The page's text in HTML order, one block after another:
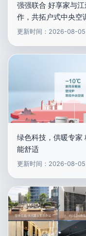
强强联合 好享家与
作，共拓户式中央空
更新时间：2026-08-
绿色科技，供暖专家
能舒适
更新时间：2026-08-